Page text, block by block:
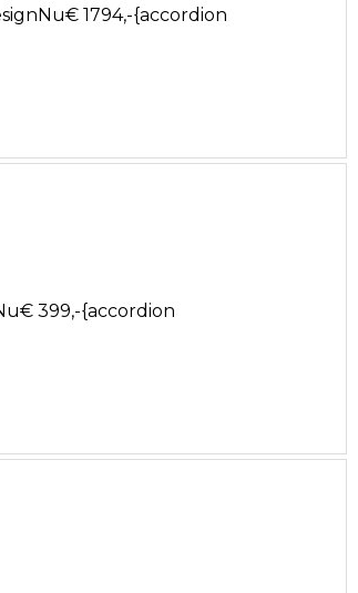
1794,-{accordion
399,-{accordion